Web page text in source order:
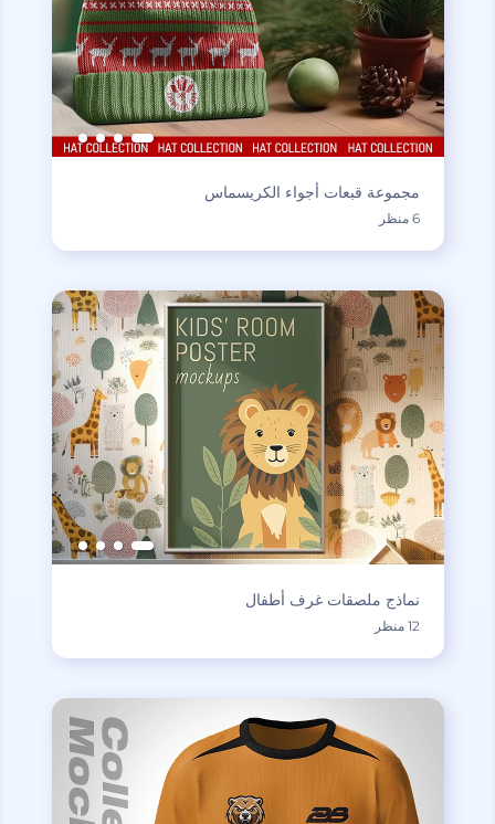
مجموعة قبعات أجواء الكريسماس
6 منظر
نماذج ملصقات غرف أطفال
12 منظر